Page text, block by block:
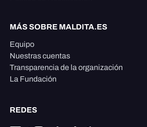
MÁS SOBRE MALDITA.ES
Equipo
Nuestras cuentas
Transparencia de la organización
La Fundación
REDES